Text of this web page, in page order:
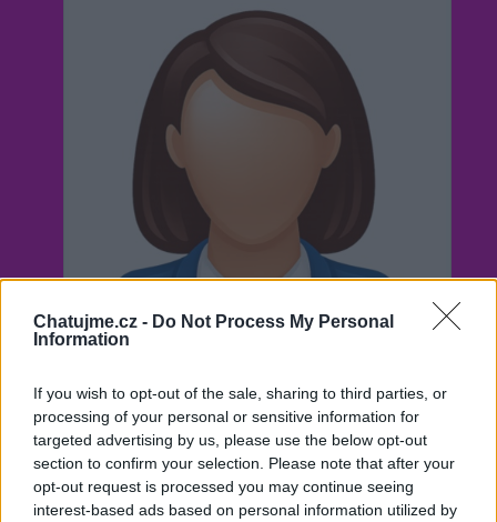
Chatujme.cz - Do Not Process My Personal
Information
If you wish to opt-out of the sale, sharing to third parties, or
processing of your personal or sensitive information for
targeted advertising by us, please use the below opt-out
section to confirm your selection. Please note that after your
opt-out request is processed you may continue seeing
interest-based ads based on personal information utilized by
Neověřeno